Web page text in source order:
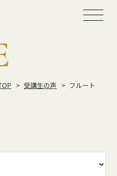
受講生の声 フルート